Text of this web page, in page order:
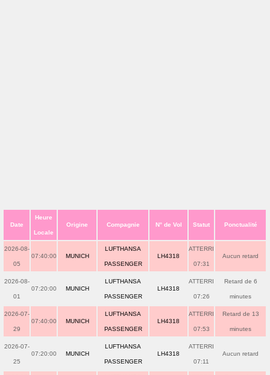
Date
Heure
Locale
Origine Compagnie N° de Vol Statut Ponctualité
2026-08-
05
07:40:00 MUNICH
LUFTHANSA
PASSENGER
LH4318
ATTERRI
07:31
Aucun retard
2026-08-
01
07:20:00 MUNICH
LUFTHANSA
PASSENGER
LH4318
ATTERRI
07:26
Retard de 6
minutes
2026-07-
29
07:40:00 MUNICH
LUFTHANSA
PASSENGER
LH4318
ATTERRI
07:53
Retard de 13
minutes
2026-07-
25
07:20:00 MUNICH
LUFTHANSA
PASSENGER
LH4318
ATTERRI
07:11
Aucun retard